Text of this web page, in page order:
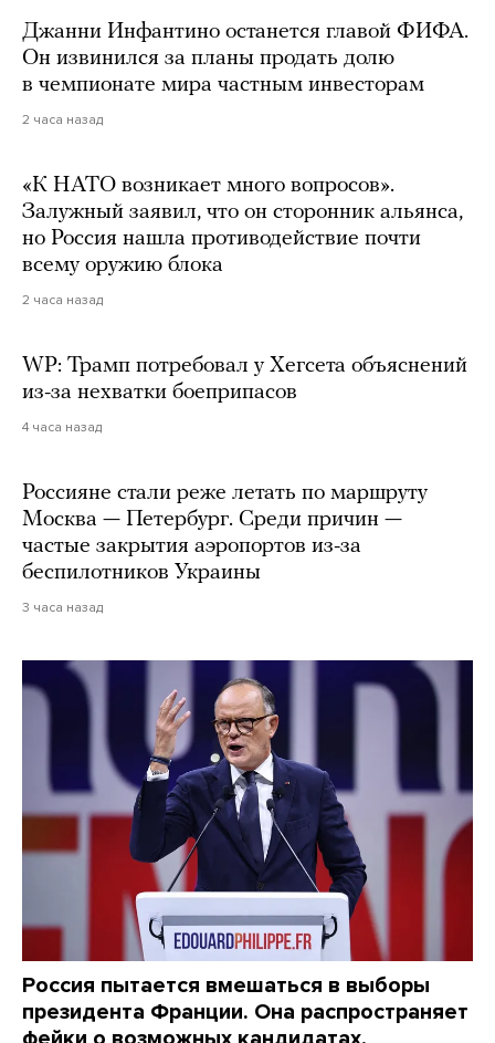
Джанни Инфантино останется главой ФИФА.
Он извинился за планы продать долю
в чемпионате мира частным инвесторам
2 часа назад
«К НАТО возникает много вопросов».
Залужный заявил, что он сторонник альянса,
но Россия нашла противодействие почти
всему оружию блока
2 часа назад
WP: Трамп потребовал у Хегсета объяснений
из-за нехватки боеприпасов
4 часа назад
Россияне стали реже летать по маршруту
Москва — Петербург. Среди причин —
частые закрытия аэропортов из-за
беспилотников Украины
3 часа назад
Россия пытается вмешаться в выборы
президента Франции. Она распространяет